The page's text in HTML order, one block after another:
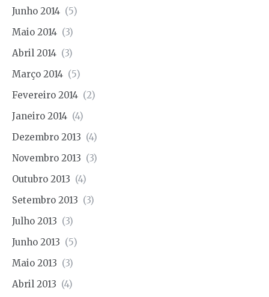
Junho 2014 (5)
Maio 2014 (3)
Abril 2014 (3)
Março 2014 (5)
Fevereiro 2014 (2)
Janeiro 2014 (4)
Dezembro 2013 (4)
Novembro 2013 (3)
Outubro 2013 (4)
Setembro 2013 (3)
Julho 2013 (3)
Junho 2013 (5)
Maio 2013 (3)
Abril 2013 (4)